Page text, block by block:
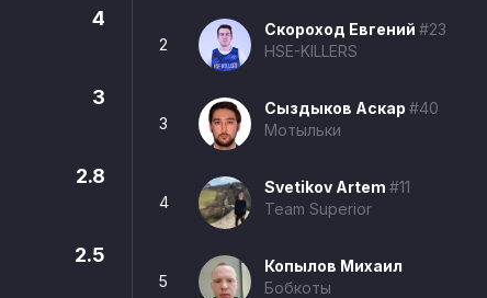
4
3
2.8
2.5
2
Скороход Евгений#23
HSE-KILLERS
3
Сыздыков Аскар#40
Мотыльки
4
Svetikov Artem#11
Team Superior
5
Копылов Михаил
Бобкоты